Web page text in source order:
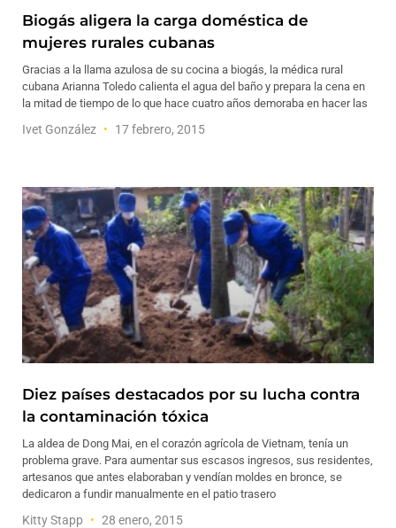
Biogás aligera la carga doméstica de
mujeres rurales cubanas
Gracias a la llama azulosa de su cocina a biogás, la médica rural
cubana Arianna Toledo calienta el agua del baño y prepara la cena en
la mitad de tiempo de lo que hace cuatro años demoraba en hacer las
Ivet González 17 febrero, 2015
Diez países destacados por su lucha contra
la contaminación tóxica
La aldea de Dong Mai, en el corazón agrícola de Vietnam, tenía un
problema grave. Para aumentar sus escasos ingresos, sus residentes,
artesanos que antes elaboraban y vendían moldes en bronce, se
dedicaron a fundir manualmente en el patio trasero
Kitty Stapp 28 enero, 2015